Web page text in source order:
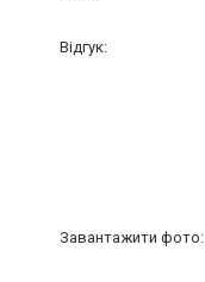
Відгук:
Завантажити фото: